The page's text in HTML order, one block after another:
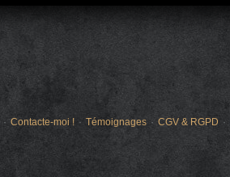
Contacte-moi ! Témoignages CGV & RGPD